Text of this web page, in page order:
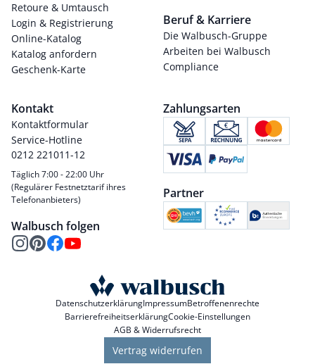
Retoure & Umtausch
Login & Registrierung
Online-Katalog
Katalog anfordern
Geschenk-Karte
Beruf & Karriere
Die Walbusch-Gruppe
Arbeiten bei Walbusch
Compliance
Kontakt
Kontaktformular
Service-Hotline
0212 221011-12
Täglich 7:00 - 22:00 Uhr
(Regulärer Festnetztarif ihres
Telefonanbieters)
Walbusch folgen
Zahlungsarten
Partner
DatenschutzerklärungImpressumBetroffenenrechte
BarrierefreiheitserklärungCookie-Einstellungen
AGB & Widerrufsrecht
Vertrag widerrufen